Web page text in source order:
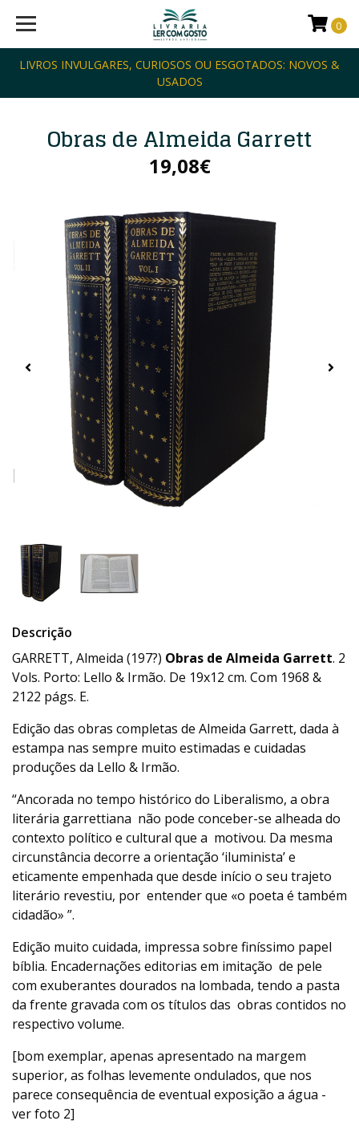
LIVROS INVULGARES, CURIOSOS OU ESGOTADOS: NOVOS &
USADOS
0
Obras de Almeida Garrett
19,08€
Descrição
GARRETT, Almeida (197?) Obras de Almeida Garrett. 2
Vols. Porto: Lello & Irmão. De 19x12 cm. Com 1968 &
2122 págs. E.
Edição das obras completas de Almeida Garrett, dada à
estampa nas sempre muito estimadas e cuidadas
produções da Lello & Irmão.
“Ancorada no tempo histórico do Liberalismo, a obra
literária garrettiana não pode conceber-se alheada do
contexto político e cultural que a motivou. Da mesma
circunstância decorre a orientação ‘iluminista’ e
eticamente empenhada que desde início o seu trajeto
literário revestiu, por entender que «o poeta é também
cidadão» ”.
Edição muito cuidada, impressa sobre finíssimo papel
bíblia. Encadernações editorias em imitação de pele
com exuberantes dourados na lombada, tendo a pasta
da frente gravada com os títulos das obras contidos no
respectivo volume.
[bom exemplar, apenas apresentado na margem
superior, as folhas levemente ondulados, que nos
parece consequência de eventual exposição a água -
ver foto 2]